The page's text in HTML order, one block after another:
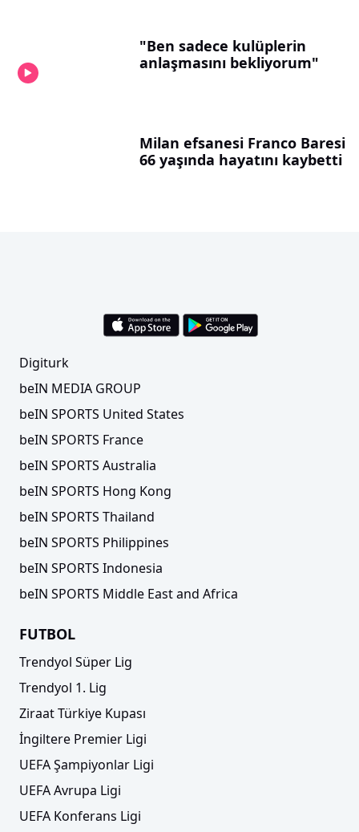
"Ben sadece kulüplerin
anlaşmasını bekliyorum"
Milan efsanesi Franco Baresi
66 yaşında hayatını kaybetti
Digiturk
beIN MEDIA GROUP
beIN SPORTS United States
beIN SPORTS France
beIN SPORTS Australia
beIN SPORTS Hong Kong
beIN SPORTS Thailand
beIN SPORTS Philippines
beIN SPORTS Indonesia
beIN SPORTS Middle East and Africa
FUTBOL
Trendyol Süper Lig
Trendyol 1. Lig
Ziraat Türkiye Kupası
İngiltere Premier Ligi
UEFA Şampiyonlar Ligi
UEFA Avrupa Ligi
UEFA Konferans Ligi